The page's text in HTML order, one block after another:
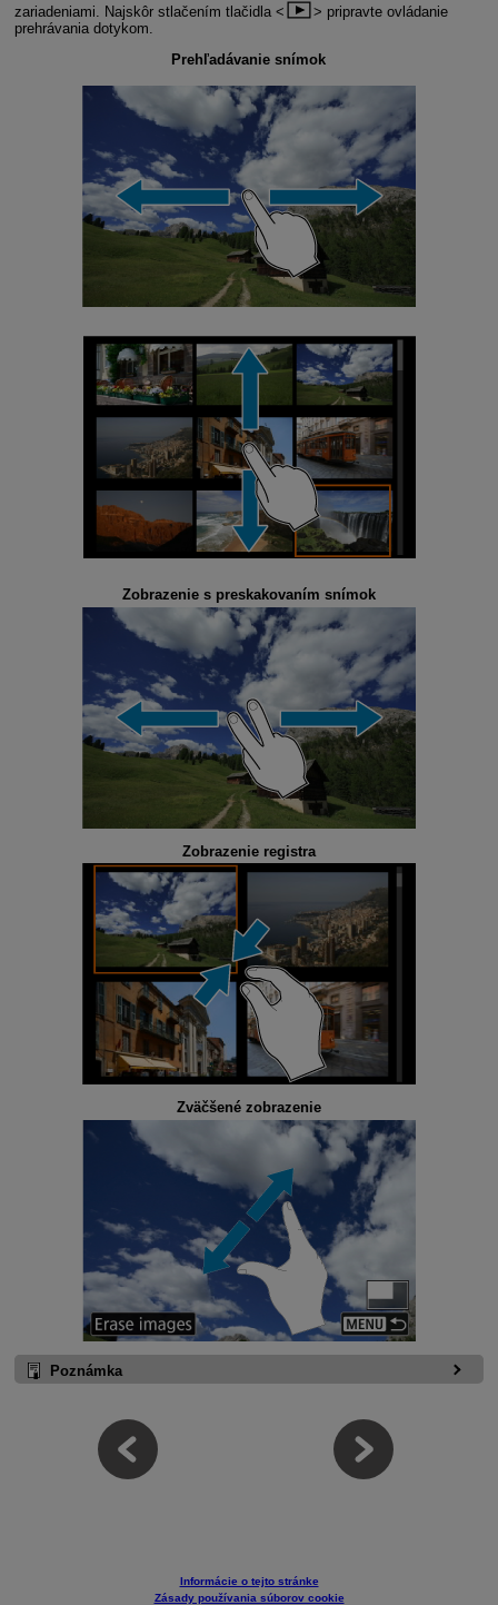
zariadeniami. Najskôr stlačením tlačidla
pripravte ovládanie
prehrávania dotykom.
Prehľadávanie snímok
Zobrazenie s preskakovaním snímok
Zobrazenie registra
Zväčšené zobrazenie
Poznámka
Informácie o tejto stránke
Zásady používania súborov cookie